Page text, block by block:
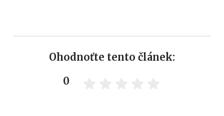
Ohodnoťte tento článek:
0